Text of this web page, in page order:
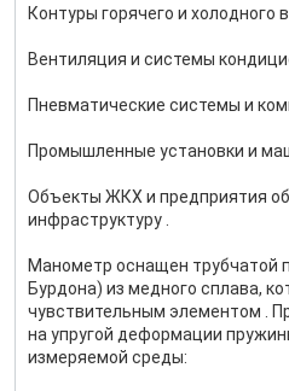
Контуры горячего и холодного
Вентиляция и системы
Пневматические системы и
Промышленные установки и
Объекты ЖКХ и предприятия
инфраструктуру .
Манометр оснащен трубчатой
Бурдона) из медного сплава,
чувствительным элементом .
на упругой деформации
измеряемой среды: